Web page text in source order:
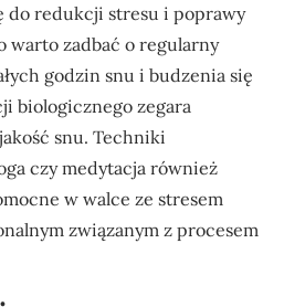
do redukcji stresu i poprawy
warto zadbać o regularny
godzin snu i budzenia się
biologicznego zegara
snu. Techniki
czy medytacja również
w walce ze stresem
związanym z procesem